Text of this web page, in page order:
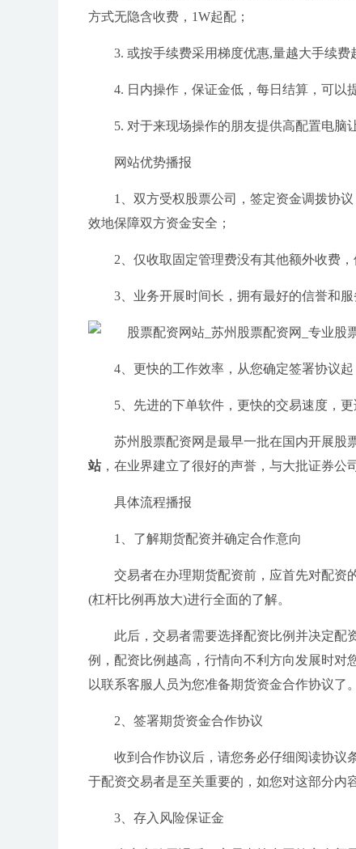
方式无隐含收费，1W起配；
3. 或按手续费采用梯度优惠,量越大手续费
4. 日内操作，保证金低，每日结算，可以
5. 对于来现场操作的朋友提供高配置电脑
网站优势播报
1、双方受权股票公司，签定资金调拨协
效地保障双方资金安全；
2、仅收取固定管理费没有其他额外收费，
3、业务开展时间长，拥有最好的信誉和
4、更快的工作效率，从您确定签署协议
5、先进的下单软件，更快的交易速度，
苏州股票配资网是最早一批在国内开展股
站，在业界建立了很好的声誉，与大批证券公
具体流程播报
1、了解期货配资并确定合作意向
交易者在办理期货配资前，应首先对配资
(杠杆比例再放大)进行全面的了解。
此后，交易者需要选择配资比例并决定配
例，配资比例越高，行情向不利方向发展时对
以联系客服人员为您准备期货资金合作协议了。
2、签署期货资金合作协议
收到合作协议后，请您务必仔细阅读协议
于配资交易者是至关重要的，如您对这部分内
3、存入风险保证金